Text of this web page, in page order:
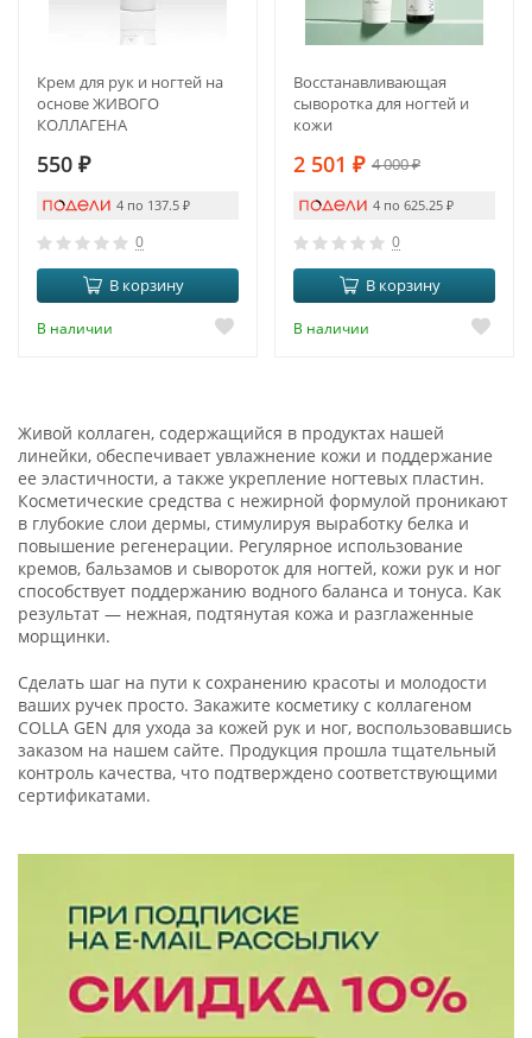
Крем для рук и ногтей на
основе ЖИВОГО
КОЛЛАГЕНА
550 ₽
4 по 137.5 ₽
0
В корзину
В наличии
Восстанавливающая
сыворотка для ногтей и
кожи
2 501 ₽ 4 000₽
4 по 625.25 ₽
0
В корзину
В наличии
Живой коллаген, содержащийся в продуктах нашей
линейки, обеспечивает увлажнение кожи и поддержание
ее эластичности, а также укрепление ногтевых пластин.
Косметические средства с нежирной формулой проникают
в глубокие слои дермы, стимулируя выработку белка и
повышение регенерации. Регулярное использование
кремов, бальзамов и сывороток для ногтей, кожи рук и ног
способствует поддержанию водного баланса и тонуса. Как
результат — нежная, подтянутая кожа и разглаженные
морщинки.
Сделать шаг на пути к сохранению красоты и молодости
ваших ручек просто. Закажите косметику с коллагеном
COLLA GEN для ухода за кожей рук и ног, воспользовавшись
заказом на нашем сайте. Продукция прошла тщательный
контроль качества, что подтверждено соответствующими
сертификатами.